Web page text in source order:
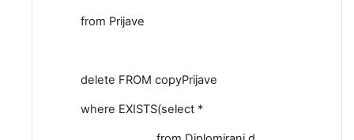
from Prijave
delete FROM copyPrijave
where EXISTS(select *